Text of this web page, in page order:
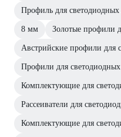
Профиль для
8 мм Золотые профили
Австрийские профили для
Профили для
Комплектующие для
Рассеиватели для
Комплектующие для